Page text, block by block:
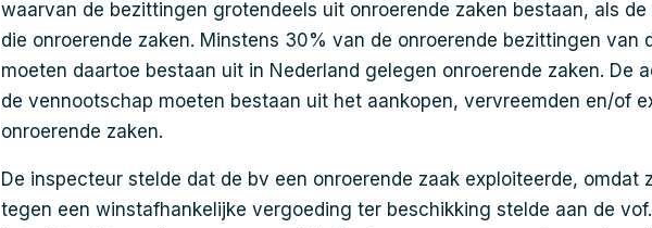
waarvan de bezittingen grotendeels uit onroerende zaken bestaan, als
die onroerende zaken. Minstens 30% van de onroerende bezittingen van
moeten daartoe bestaan uit in Nederland gelegen onroerende zaken. De
de vennootschap moeten bestaan uit het aankopen, vervreemden en/of
onroerende zaken.
De inspecteur stelde dat de bv een onroerende zaak exploiteerde, omdat
tegen een winstafhankelijke vergoeding ter beschikking stelde aan de